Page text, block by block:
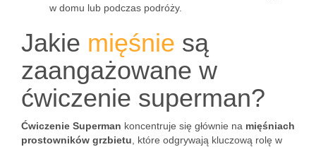
w domu lub podczas podróży.
Jakie mięśnie są
zaangażowane w
ćwiczenie superman?
Ćwiczenie Superman koncentruje się głównie na mięśniach
prostowników grzbietu , które odgrywają kluczową rolę w